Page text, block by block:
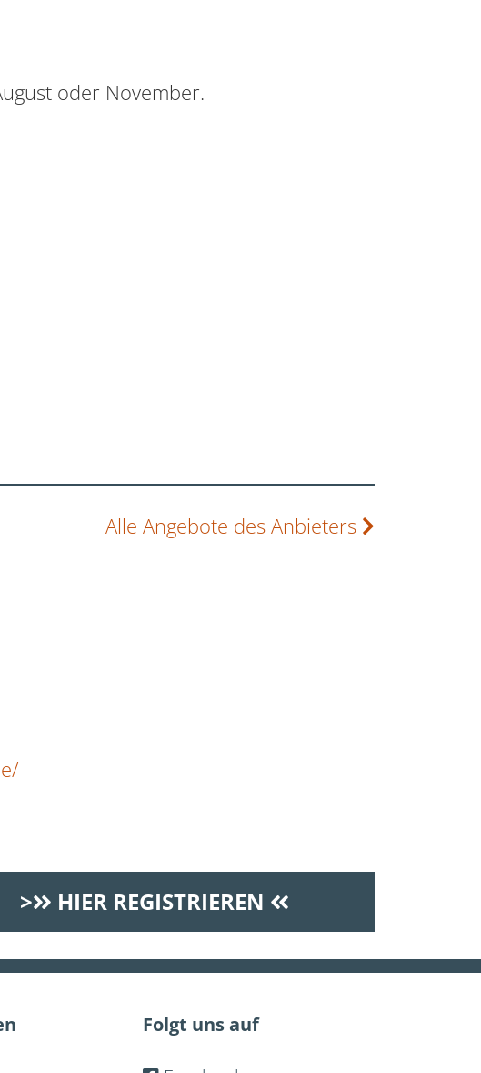
oder November.
Alle Angebote des Anbieters
> HIER REGISTRIEREN
Folgt uns auf